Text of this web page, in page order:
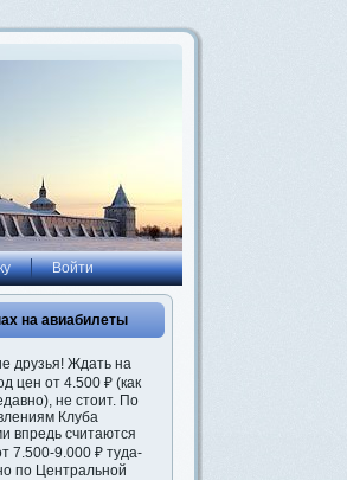
Войти
на авиабилеты
друзья! Ждать на
цен от 4.500 ₽ (как
не стоит. По
Клуба
впредь считаются
7.500-9.000 ₽ туда-
по Центральной